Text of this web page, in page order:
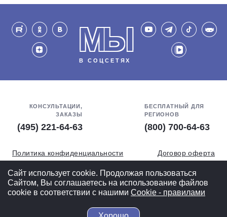
МЫ
В СОЦСЕТЯХ
КОНСУЛЬТАЦИИ,
ЗАКАЗЫ
(495) 221-64-63
БЕСПЛАТНЫЙ ДЛЯ
РЕГИОНОВ
(800) 700-64-63
Политика конфиденциальности
Договор оферта
Обработка персональных данных
СОУТ
Полная версия
Сайт использует cookie. Продолжая пользоваться
Сайтом, Вы соглашаетесь на использование файлов
cookie в соответствии с нашими Cookiе - правилами